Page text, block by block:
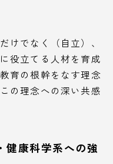
けでなく（自立）、
役立てる人材を育成
育の根幹をなす理念
の理念への深い共感
健康科学系への強